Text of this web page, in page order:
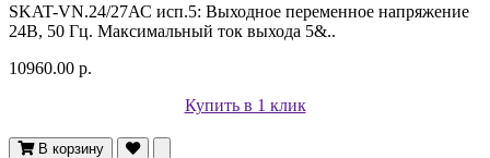
SKAT-VN.24/27АС исп.5: Выходное переменное напряжение
24В, 50 Гц. Максимальный ток выхода 5&..
10960.00 р.
Купить в 1 клик
В корзину